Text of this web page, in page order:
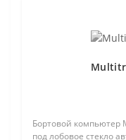
Бортовой компьютер
под лобовое стекло